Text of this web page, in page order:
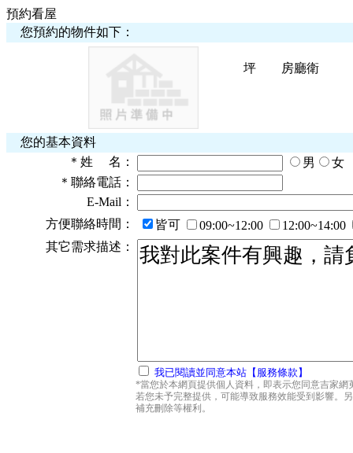
預約看屋
您預約的物件如下：
坪 房廳衛
您的基本資料
＊ 姓 名： 男
女
＊ 聯絡電話：
E-Mail：
方便聯絡時間：
皆可 09:00~12:00
12:00~14:00
其它需求描述：
我已閱讀並同意本站【服務條款】
*當您於本網頁提供個人資料，即表示您同意吉家
若您未予完整提供，可能導致服務效能受到影響。
補充刪除等權利。